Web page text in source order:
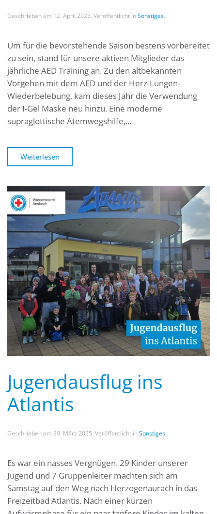
Geschrieben am 12. April 2025. Veröffentlicht inSonstiges.
Um für die bevorstehende Saison bestens vorbereitet
zu sein, stand für unsere aktiven Mitglieder das
jährliche AED Training an. Zu den altbekannten
Vorgehen mit dem AED und der Herz-Lungen-
Wiederbelebung, kam dieses Jahr die Verwendung
der I-Gel Maske neu hinzu. Eine moderne
supraglottische Atemwegshilfe,...
Weiterlesen
Jugendausflug ins
Atlantis
Geschrieben am 30. März 2025. Veröffentlicht inSonstiges.
Es war ein nasses Vergnügen. 29 Kinder unserer
Jugend und 7 Gruppenleiter machten sich am
Samstag auf den Weg nach Herzogenaurach in das
Freizeitbad Atlantis. Nach einer kurzen